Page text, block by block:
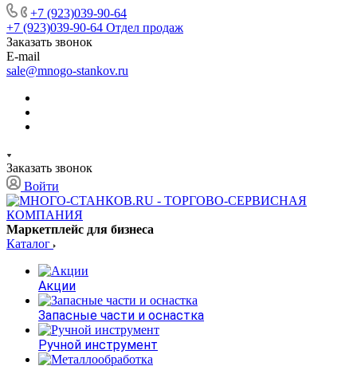
+7 (923)039-90-64
+7 (923)039-90-64 Отдел продаж
Заказать звонок
E-mail
sale@mnogo-stankov.ru
Заказать звонок
Войти
Маркетплейс для бизнеса
Каталог
Акции
Запасные части и оснастка
Ручной инструмент